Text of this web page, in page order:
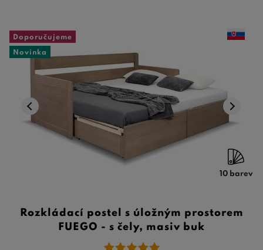
Doporučujeme
Novinka
10 barev
Rozkládací postel s úložným prostorem
FUEGO - s čely, masiv buk